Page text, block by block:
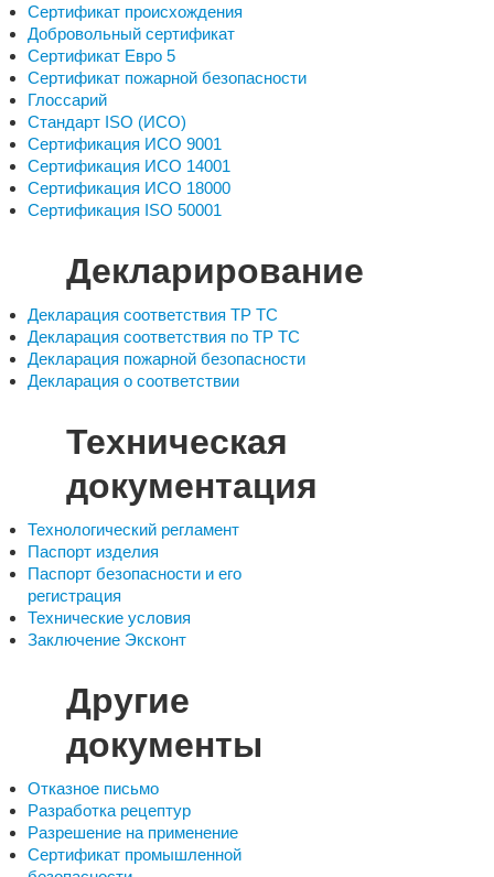
Сертификат происхождения
Добровольный сертификат
Сертификат Евро 5
Сертификат пожарной безопасности
Глоссарий
Стандарт ISO (ИСО)
Сертификация ИСО 9001
Сертификация ИСО 14001
Сертификация ИСО 18000
Сертификация ISO 50001
Декларирование
Декларация соответствия ТР ТС
Декларация соответствия по ТР ТС
Декларация пожарной безопасности
Декларация о соответствии
Техническая
документация
Технологический регламент
Паспорт изделия
Паспорт безопасности и его
регистрация
Технические условия
Заключение Эксконт
Другие
документы
Отказное письмо
Разработка рецептур
Разрешение на применение
Сертификат промышленной